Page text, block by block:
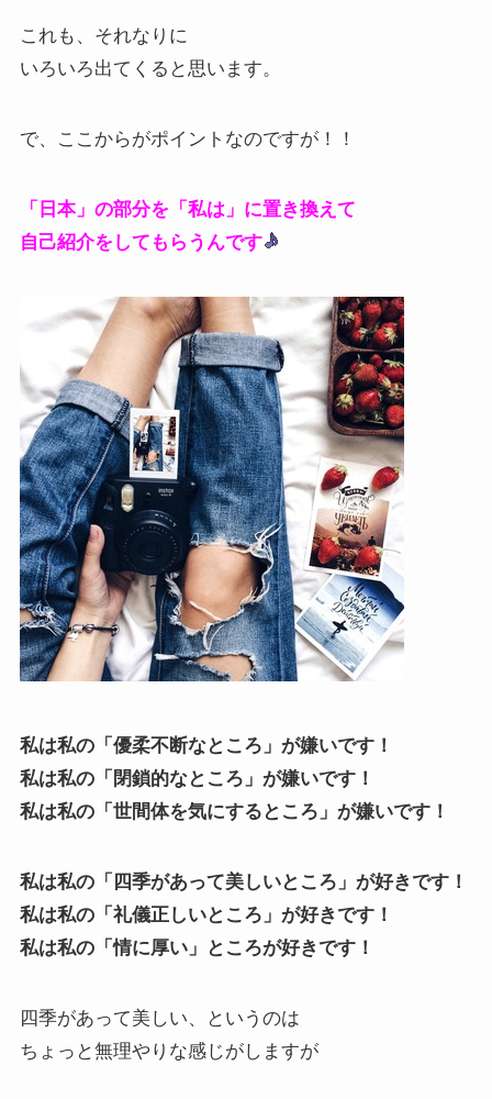
これも、それなりに
いろいろ出てくると思います。
で、ここからがポイントなのですが！！
「日本」の部分を「私は」に置き換えて
自己紹介をしてもらうんです
私は私の「優柔不断なところ」が嫌いです！
私は私の「閉鎖的なところ」が嫌いです！
私は私の「世間体を気にするところ」が嫌いです！
私は私の「四季があって美しいところ」が好きです！
私は私の「礼儀正しいところ」が好きです！
私は私の「情に厚い」ところが好きです！
四季があって美しい、というのは
ちょっと無理やりな感じがしますが